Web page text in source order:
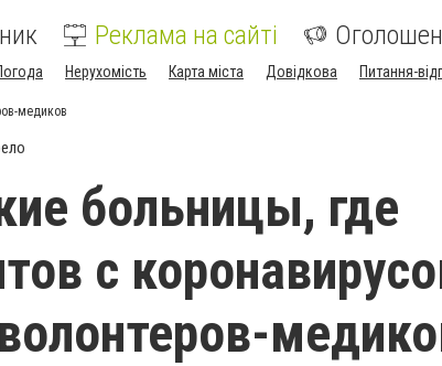
Реклама на сайті
Нерухомість Карта міста Довідкова Питання-
медиков
больницы, где
с